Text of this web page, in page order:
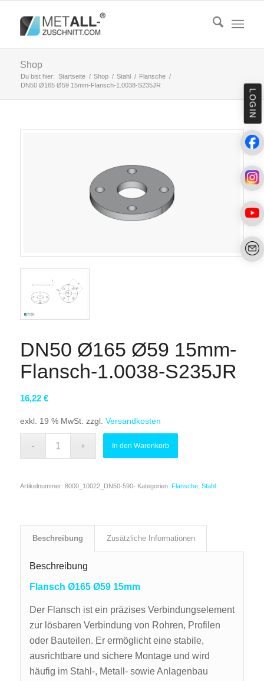
LOGIN
Shop
Du bist hier: Startseite / Shop / Stahl / Flansche /
DN50 Ø165 Ø59 15mm-Flansch-1.0038-S235JR
DN50 Ø165 Ø59 15mm-
Flansch-1.0038-S235JR
16,22 €
exkl. 19 % MwSt. zzgl. Versandkosten
In den Warenkorb
Artikelnummer: 8000_10022_DN50-590- Kategorien: Flansche, Stahl
Beschreibung Zusätzliche Informationen
Beschreibung
Flansch Ø165 Ø59 15mm
Der Flansch ist ein präzises Verbindungselement
zur lösbaren Verbindung von Rohren, Profilen
oder Bauteilen. Er ermöglicht eine stabile,
ausrichtbare und sichere Montage und wird
häufig im Stahl-, Metall- sowie Anlagenbau